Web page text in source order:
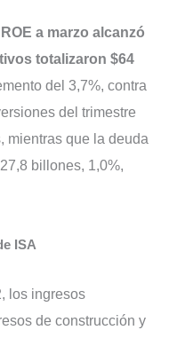
a marzo alcanzó
totalizaron $64
del 3,7%, contra
del trimestre
mientras que la deuda
billones, 1,0%,
ISA
los ingresos
de construcción y